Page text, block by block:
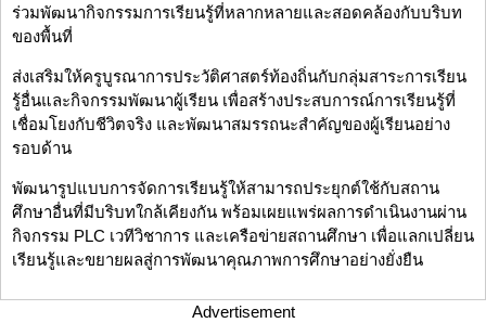
ร่วมพัฒนากิจกรรมการเรียนรู้ที่หลากหลายและสอดคล้องกับบริบท
ของพื้นที่
ส่งเสริมให้ครูบูรณาการประวัติศาสตร์ท้องถิ่นกับกลุ่มสาระการเรียน
รู้อื่นและกิจกรรมพัฒนาผู้เรียน เพื่อสร้างประสบการณ์การเรียนรู้ที่
เชื่อมโยงกับชีวิตจริง และพัฒนาสมรรถนะสำคัญของผู้เรียนอย่าง
รอบด้าน
พัฒนารูปแบบการจัดการเรียนรู้ให้สามารถประยุกต์ใช้กับสถาน
ศึกษาอื่นที่มีบริบทใกล้เคียงกัน พร้อมเผยแพร่ผลการดำเนินงานผ่าน
กิจกรรม PLC เวทีวิชาการ และเครือข่ายสถานศึกษา เพื่อแลกเปลี่ยน
เรียนรู้และขยายผลสู่การพัฒนาคุณภาพการศึกษาอย่างยั่งยืน
Advertisement